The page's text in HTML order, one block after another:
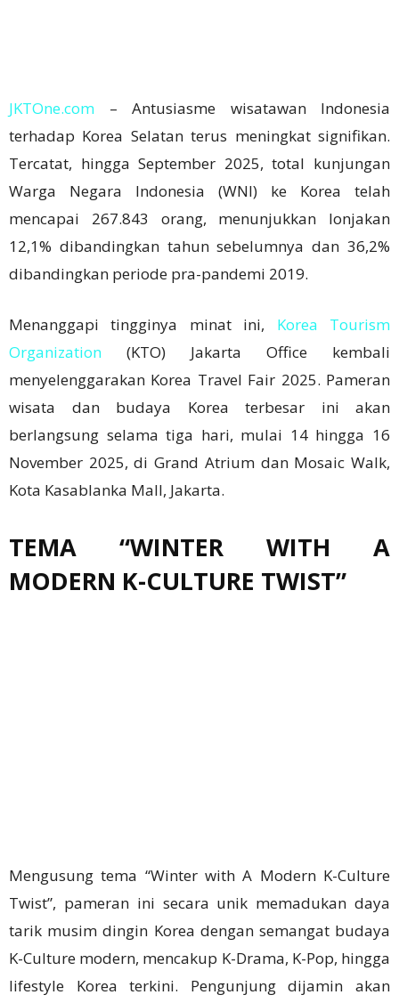
JKTOne.com – Antusiasme wisatawan Indonesia
terhadap Korea Selatan terus meningkat signifikan.
Tercatat, hingga September 2025, total kunjungan
Warga Negara Indonesia (WNI) ke Korea telah
mencapai 267.843 orang, menunjukkan lonjakan
12,1% dibandingkan tahun sebelumnya dan 36,2%
dibandingkan periode pra-pandemi 2019.
Menanggapi tingginya minat ini, Korea Tourism
Organization (KTO) Jakarta Office kembali
menyelenggarakan Korea Travel Fair 2025. Pameran
wisata dan budaya Korea terbesar ini akan
berlangsung selama tiga hari, mulai 14 hingga 16
November 2025, di Grand Atrium dan Mosaic Walk,
Kota Kasablanka Mall, Jakarta.
TEMA “WINTER WITH A
MODERN K-CULTURE TWIST”
Mengusung tema “Winter with A Modern K-Culture
Twist”, pameran ini secara unik memadukan daya
tarik musim dingin Korea dengan semangat budaya
K-Culture modern, mencakup K-Drama, K-Pop, hingga
lifestyle Korea terkini. Pengunjung dijamin akan